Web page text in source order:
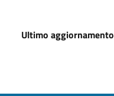
Ultimo aggiornamento